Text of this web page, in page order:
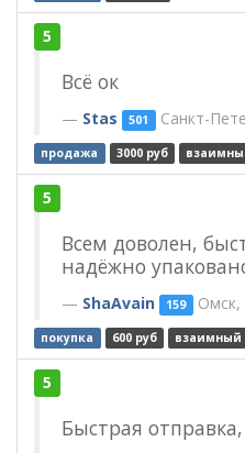
5
Всё ок
Stas 501 Санкт-
продажа 3000 руб
5
Всем доволен,
надёжно
ShaAvain 159 Омск,
покупка 600 руб взаимный
5
Быстрая